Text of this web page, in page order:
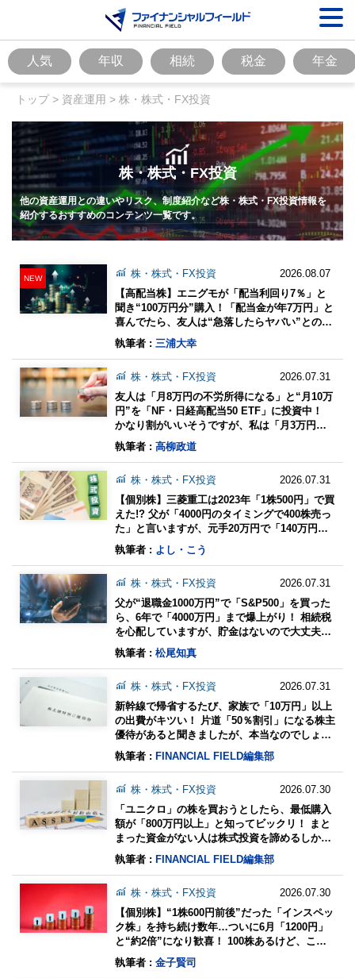
人気 年収 相続 税金 年金
トップ> 資産運用 > 株・株式・FX投資
株・株式・FX投資
他の資産運用との違いやリスク、制度紹介など株・株式・FX投資情報を
紹介するおすすめのコンテンツ一覧です。
NEW 株・株式・FX投資 2026.08.07
【高配当株】エニグモが「配当利回り7％」と
聞き“100万円分”購入！「配当金が年7万円」と
喜んでたら、友人は“急落したらヤバい”とのこ
と…万一でも「長期保有×配当金」で取り返せ
ますよね？
執筆者 : 三浦大幸
株・株式・FX投資 2026.07.31
友人は「月8万円の不労所得になる」と“月10万
円”を「NF・日経高配当50 ETF」に投資中！
かなり割がいいそうですが、私は「月3万円」
が限界です。15年積み立てで“資産・配当”はど
うなりますか？
執筆者 : 高柳政道
株・株式・FX投資 2026.07.31
【個別株】三菱重工は2023年「1株500円」で買
えた!? 父が「4000円のタイミングで400株売っ
た」と言いますが、元手20万円で「140万円」
の利益ですよね？ 株ってこんなに儲かるんです
か？
執筆者 : よし・こう
株・株式・FX投資 2026.07.31
父が“退職金1000万円”で「S&P500」を買った
ら、6年で「4000万円」まで爆上がり！ 相続税
を心配していますが、貯金はないので大丈夫で
すよね？ 株価上昇で増える「課税対象者」とは
執筆者 : 松尾知真
株・株式・FX投資 2026.07.31
新幹線で帰省するたび、家族で「10万円」以上
の出費がキツい！ 片道「50％割引」になる株主
優待があると聞きましたが、本当なのでしょう
か？ 交通費を抑えたい人向けの「鉄道銘柄6
選」を紹介
執筆者 : FINANCIAL FIELD編集部
株・株式・FX投資 2026.07.30
「ユニクロ」の株を買おうとしたら、最低購入
額が「800万円以上」と知ってビックリ！ まと
まった資金がない人は株式投資を諦めるしかな
いのでしょうか…？
執筆者 : FINANCIAL FIELD編集部
株・株式・FX投資 2026.07.30
【個別株】“1株600円前後”だった「インスペッ
ク株」を持ち続け数年…ついに6月「1200円」
と“約2倍”になり歓喜！ 100株あるけど、この
まま持ち続けるべき？ 3つの判断ポイント
執筆者 : 金子賢司